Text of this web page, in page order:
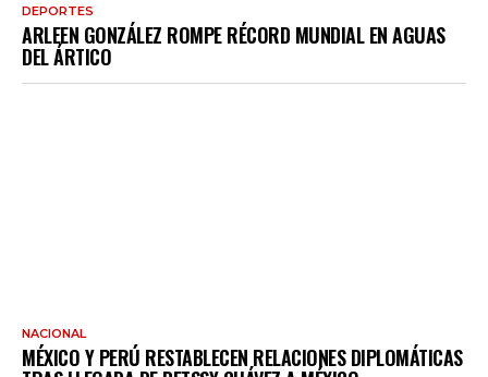
DEPORTES
ARLEEN GONZÁLEZ ROMPE RÉCORD MUNDIAL EN AGUAS
DEL ÁRTICO
NACIONAL
MÉXICO Y PERÚ RESTABLECEN RELACIONES DIPLOMÁTICAS